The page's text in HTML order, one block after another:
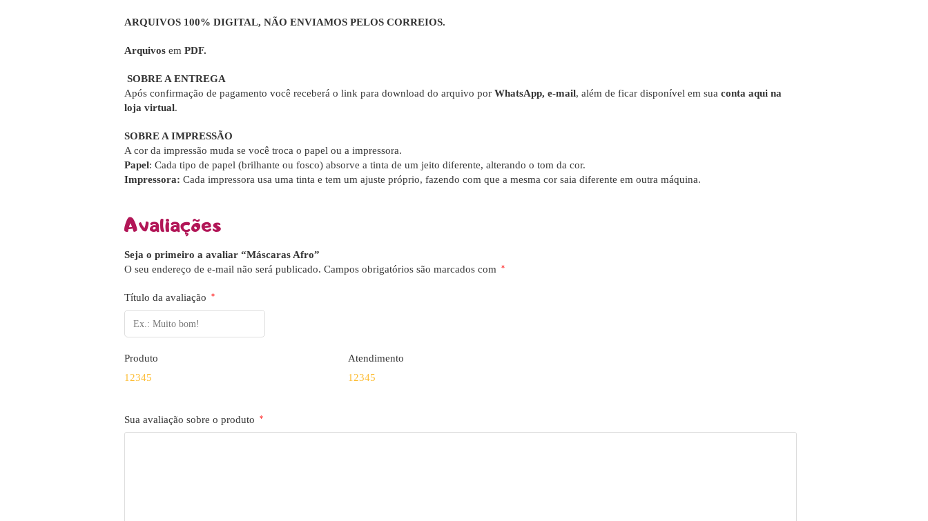
ARQUIVOS 100% DIGITAL, NÃO ENVIAMOS PELOS CORREIOS.
Arquivos em PDF.
SOBRE A ENTREGA
Após confirmação de pagamento você receberá o link para download do arquivo por WhatsApp, e-mail, além de ficar disponível em sua conta aqui na
loja virtual.
SOBRE A IMPRESSÃO
A cor da impressão muda se você troca o papel ou a impressora.
Papel: Cada tipo de papel (brilhante ou fosco) absorve a tinta de um jeito diferente, alterando o tom da cor.
Impressora: Cada impressora usa uma tinta e tem um ajuste próprio, fazendo com que a mesma cor saia diferente em outra máquina.
Avaliações
Seja o primeiro a avaliar “Máscaras Afro”
O seu endereço de e-mail não será publicado. Campos obrigatórios são marcados com *
Título da avaliação *
Produto
1 2345
Atendimento
1 2345
Sua avaliação sobre o produto *